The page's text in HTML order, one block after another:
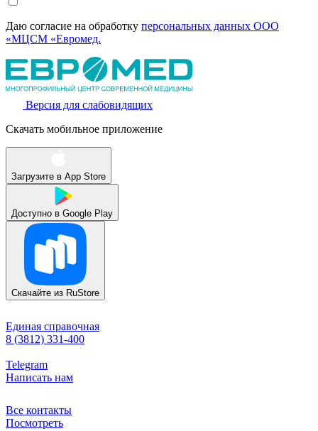
Даю согласие на обработку персональных данных ООО
«МЦСМ «Евромед.
Версия для слабовидящих
Скачать мобильное приложение
Загрузите в App Store
Доступно в Google Play
Скачайте из RuStore
Единая справочная
8 (3812) 331-400
Telegram
Написать нам
Все контакты
Посмотреть